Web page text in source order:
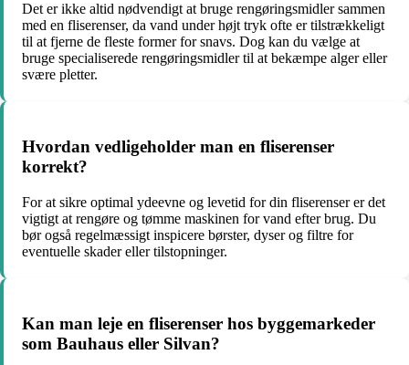
Det er ikke altid nødvendigt at bruge rengøringsmidler sammen
med en fliserenser, da vand under højt tryk ofte er tilstrækkeligt
til at fjerne de fleste former for snavs. Dog kan du vælge at
bruge specialiserede rengøringsmidler til at bekæmpe alger eller
svære pletter.
Hvordan vedligeholder man en fliserenser
korrekt?
For at sikre optimal ydeevne og levetid for din fliserenser er det
vigtigt at rengøre og tømme maskinen for vand efter brug. Du
bør også regelmæssigt inspicere børster, dyser og filtre for
eventuelle skader eller tilstopninger.
Kan man leje en fliserenser hos byggemarkeder
som Bauhaus eller Silvan?